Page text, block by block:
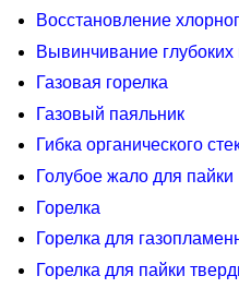
Восстановление
Вывинчивание
Газовая горелка
Газовый паяльник
Гибка органического
Голубое жало для пайки
Горелка
Горелка для
Горелка для пайки